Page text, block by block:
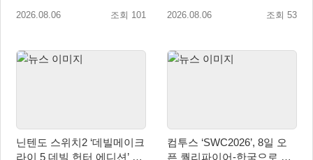
유저 편의성 개선 및 사이드
2026.08.06 조회 101
업데이트
2026.08.06 조회 53
닌텐도 스위치2 ‘데빌메이크
라이 5 데빌 헌터 에디션’ 패
컴투스 ‘SWC2026’, 8일 오
픈 퀄리파이어-한국으로 시